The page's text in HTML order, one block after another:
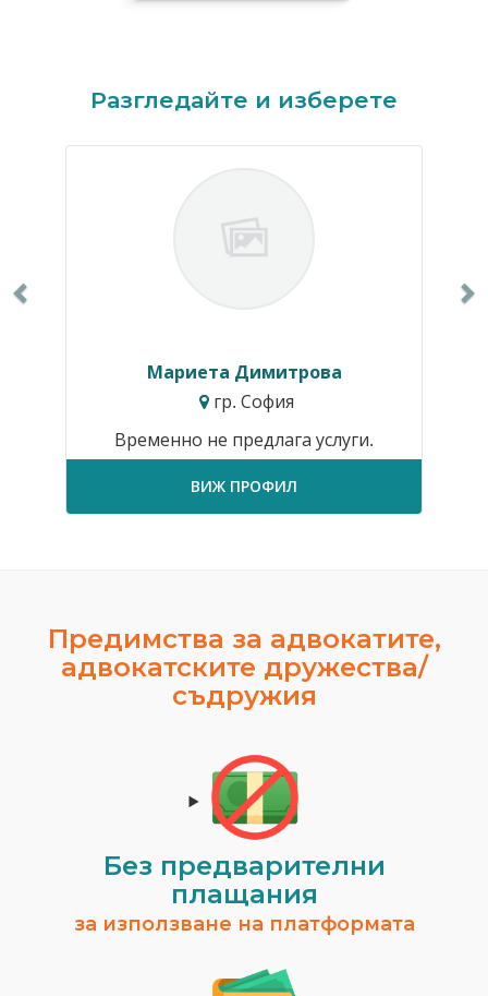
Разгледайте и изберете
Мариета Димитрова
гр. София
Временно не предлага услуги.
ВИЖ ПРОФИЛ
Предимства за адвокатите,
адвокатските дружества/
съдружия
Без предварителни
плащания
за използване на платформата